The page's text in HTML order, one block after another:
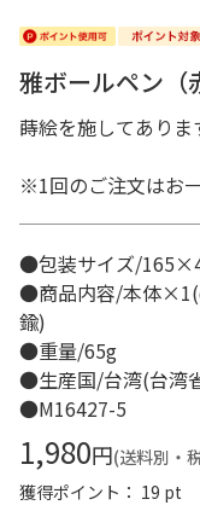
雅ボールペン
蒔絵を施してありま
※1回のご注文はお
●包装サイズ/
●商品内容/本体
鍮)
●重量/65g
●生産国/台湾(台湾
●M16427-5
1,980円(送料別・
獲得ポイント： 19 pt